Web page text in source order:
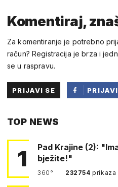
Komentiraj,
Za komentiranje je potrebno
račun? Registracija je brza i
se u raspravu.
PRIJAVI SE
TOP NEWS
1
Pad Krajine (2):
bježite!"
360° 232754prikaza